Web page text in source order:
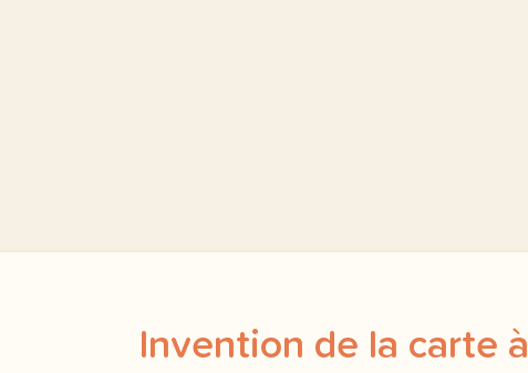
Invention de la carte à